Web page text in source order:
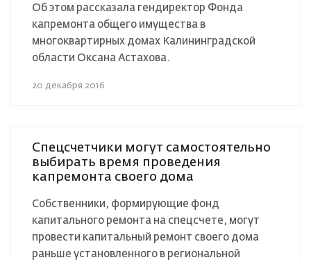
Об этом рассказала гендиректор Фонда
капремонта общего имущества в
многоквартирных домах Калининградской
области Оксана Астахова.
20 декабря 2016
Спецсчетчики могут самостоятельно
выбирать время проведения
капремонта своего дома
Собственники, формирующие фонд
капитального ремонта на спецсчете, могут
провести капитальный ремонт своего дома
раньше установленного в региональной